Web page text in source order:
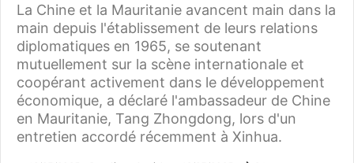
La Chine et la Mauritanie avancent main dans la
main depuis l'établissement de leurs relations
diplomatiques en 1965, se soutenant
mutuellement sur la scène internationale et
coopérant activement dans le développement
économique, a déclaré l'ambassadeur de Chine
en Mauritanie, Tang Zhongdong, lors d'un
entretien accordé récemment à Xinhua.